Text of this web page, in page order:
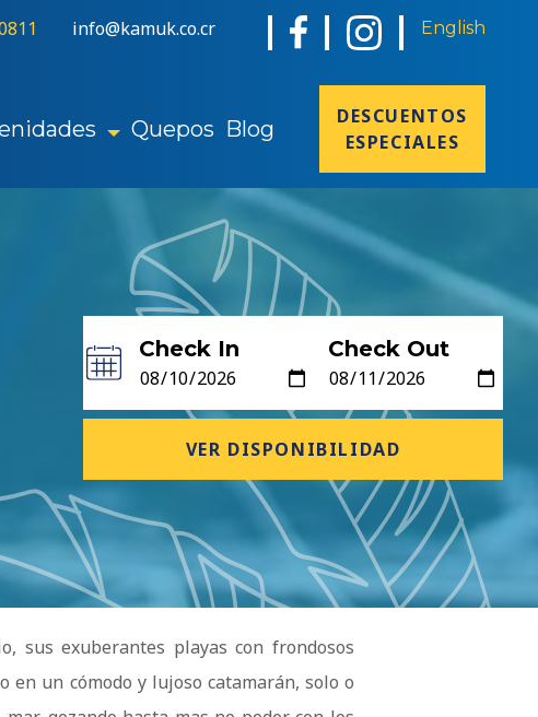
info@kamuk.co.cr English
Quepos Blog
DESCUENTOS
ESPECIALES
Check In Check Out
VER DISPONIBILIDAD
sus exuberantes playas con frondosos
en un cómodo y lujoso catamarán, solo o